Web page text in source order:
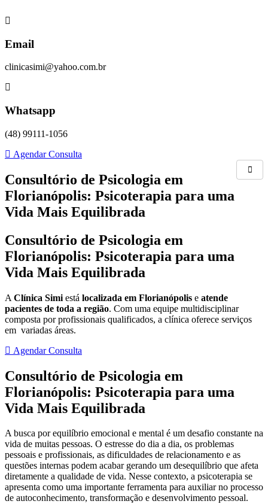
to
Email
clinicasimi@yahoo.com.br
Whatsapp
(48) 99111-1056
Agendar Consulta
Consultório de Psicologia em
Florianópolis: Psicoterapia para uma
Vida Mais Equilibrada
Consultório de Psicologia em
Florianópolis: Psicoterapia para uma
Vida Mais Equilibrada
A Clínica Simi está localizada em Florianópolis e atende
pacientes de toda a região. Com uma equipe multidisciplinar
composta por profissionais qualificados, a clínica oferece serviços
em variadas áreas.
Agendar Consulta
Consultório de Psicologia em
Florianópolis: Psicoterapia para uma
Vida Mais Equilibrada
A busca por equilíbrio emocional e mental é um desafio constante na
vida de muitas pessoas. O estresse do dia a dia, os problemas
pessoais e profissionais, as dificuldades de relacionamento e as
questões internas podem acabar gerando um desequilíbrio que afeta
diretamente a qualidade de vida. Nesse contexto, a psicoterapia se
apresenta como uma importante ferramenta para auxiliar no processo
de autoconhecimento, transformação e desenvolvimento pessoal.